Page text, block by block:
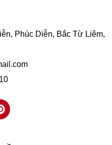
Phúc Diễn, Bắc Từ Liêm,